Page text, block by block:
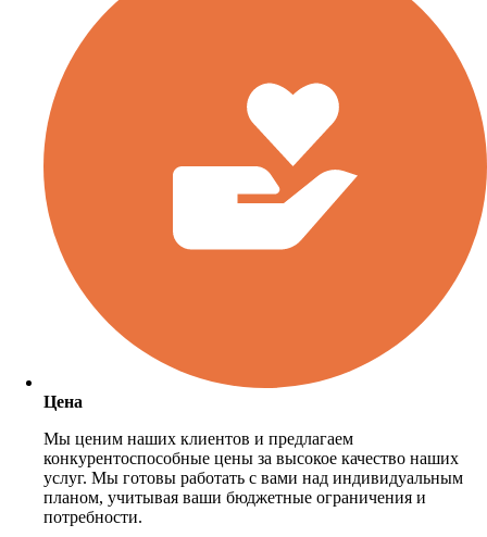
Цена
Мы ценим наших клиентов и предлагаем
конкурентоспособные цены за высокое качество наших
услуг. Мы готовы работать с вами над индивидуальным
планом, учитывая ваши бюджетные ограничения и
потребности.